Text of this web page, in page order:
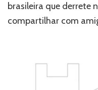
brasileira que derrete
compartilhar com